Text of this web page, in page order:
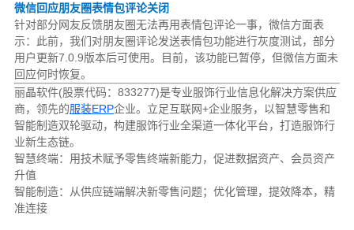
微信回应朋友圈表情包评论关闭
针对部分网友反馈朋友圈无法再用表情包评论一事，微信方面表
示：此前，我们对朋友圈评论发送表情包功能进行灰度测试，部分
用户更新7.0.9版本后可使用。目前，该功能已暂停，但微信方面未
回应何时恢复。
丽晶软件(股票代码：833277)是专业服饰行业信息化解决方案供应
商，领先的服装ERP企业。立足互联网+企业服务，以智慧零售和
智能制造双轮驱动，构建服饰行业全渠道一体化平台，打造服饰行
业新生态链。
智慧终端：用技术赋予零售终端新能力，促进数据资产、会员资产
升值
智能制造：从供应链端解决新零售问题；优化管理，提效降本，精
准连接